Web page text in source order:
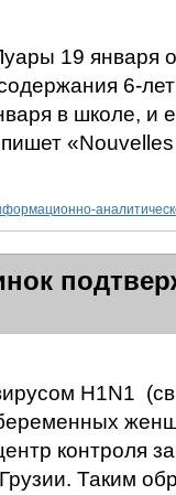
19 января
6-
в школе, и
H1N1
контроля
Таким